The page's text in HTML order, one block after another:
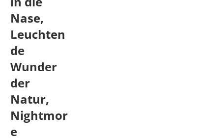
Nase,
Leuchten
de
Wunder
der
Natur,
Nightmor
e